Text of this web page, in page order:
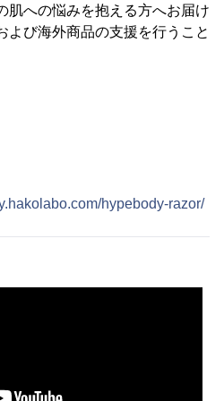
肌への悩みを抱える方へお届け
よび海外商品の支援を行うこと
hypebody-razor/